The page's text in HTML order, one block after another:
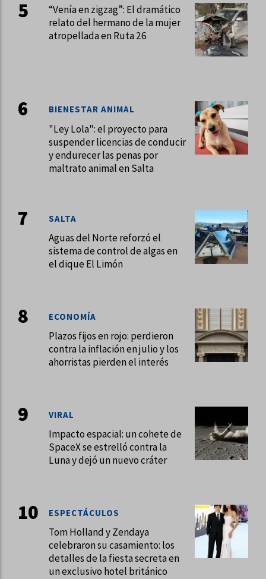
“Venía en zigzag”: El dramático
relato del hermano de la mujer
atropellada en Ruta 26
"Ley Lola": el proyecto para
suspender licencias de conducir
y endurecer las penas por
maltrato animal en Salta
BIENESTAR ANIMAL
Aguas del Norte reforzó el
sistema de control de algas en
el dique El Limón
SALTA
Plazos fijos en rojo: perdieron
contra la inflación en julio y los
ahorristas pierden el interés
ECONOMÍA
Impacto espacial: un cohete de
SpaceX se estrelló contra la
Luna y dejó un nuevo cráter
VIRAL
Tom Holland y Zendaya
celebraron su casamiento: los
detalles de la fiesta secreta en
un exclusivo hotel británico
ESPECTÁCULOS